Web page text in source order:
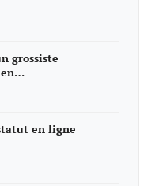
grossiste
en…
en ligne